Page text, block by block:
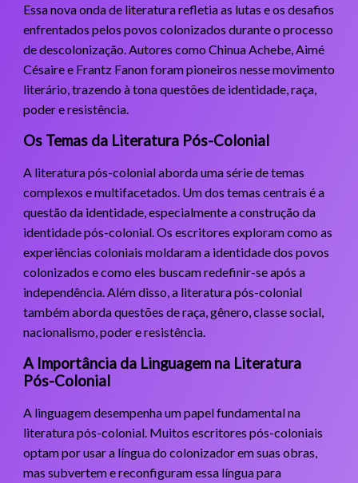
Essa nova onda de literatura refletia as lutas e os desafios
enfrentados pelos povos colonizados durante o processo
de descolonização. Autores como Chinua Achebe, Aimé
Césaire e Frantz Fanon foram pioneiros nesse movimento
literário, trazendo à tona questões de identidade, raça,
poder e resistência.
Os Temas da Literatura Pós-Colonial
A literatura pós-colonial aborda uma série de temas
complexos e multifacetados. Um dos temas centrais é a
questão da identidade, especialmente a construção da
identidade pós-colonial. Os escritores exploram como as
experiências coloniais moldaram a identidade dos povos
colonizados e como eles buscam redefinir-se após a
independência. Além disso, a literatura pós-colonial
também aborda questões de raça, gênero, classe social,
nacionalismo, poder e resistência.
A Importância da Linguagem na Literatura
Pós-Colonial
A linguagem desempenha um papel fundamental na
literatura pós-colonial. Muitos escritores pós-coloniais
optam por usar a língua do colonizador em suas obras,
mas subvertem e reconfiguram essa língua para